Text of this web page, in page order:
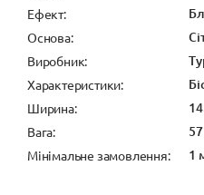
Ефект:
Основа:
Виробник:
Характеристики:
Ширина:
Вага:
Мінімальне замовлення: 1